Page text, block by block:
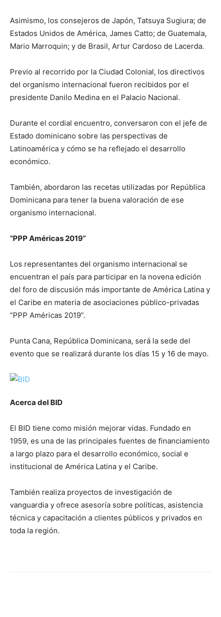
Asimismo, los consejeros de Japón, Tatsuya Sugiura; de
Estados Unidos de América, James Catto; de Guatemala,
Mario Marroquin; y de Brasil, Artur Cardoso de Lacerda.
Previo al recorrido por la Ciudad Colonial, los directivos
del organismo internacional fueron recibidos por el
presidente Danilo Medina en el Palacio Nacional.
Durante el cordial encuentro, conversaron con el jefe de
Estado dominicano sobre las perspectivas de
Latinoamérica y cómo se ha reflejado el desarrollo
económico.
También, abordaron las recetas utilizadas por República
Dominicana para tener la buena valoración de ese
organismo internacional.
“PPP Américas 2019”
Los representantes del organismo internacional se
encuentran el país para participar en la novena edición
del foro de discusión más importante de América Latina y
el Caribe en materia de asociaciones público-privadas
“PPP Américas 2019”.
Punta Cana, República Dominicana, será la sede del
evento que se realizará durante los días 15 y 16 de mayo.
Acerca del BID
El BID tiene como misión mejorar vidas. Fundado en
1959, es una de las principales fuentes de financiamiento
a largo plazo para el desarrollo económico, social e
institucional de América Latina y el Caribe.
También realiza proyectos de investigación de
vanguardia y ofrece asesoría sobre políticas, asistencia
técnica y capacitación a clientes públicos y privados en
toda la región.